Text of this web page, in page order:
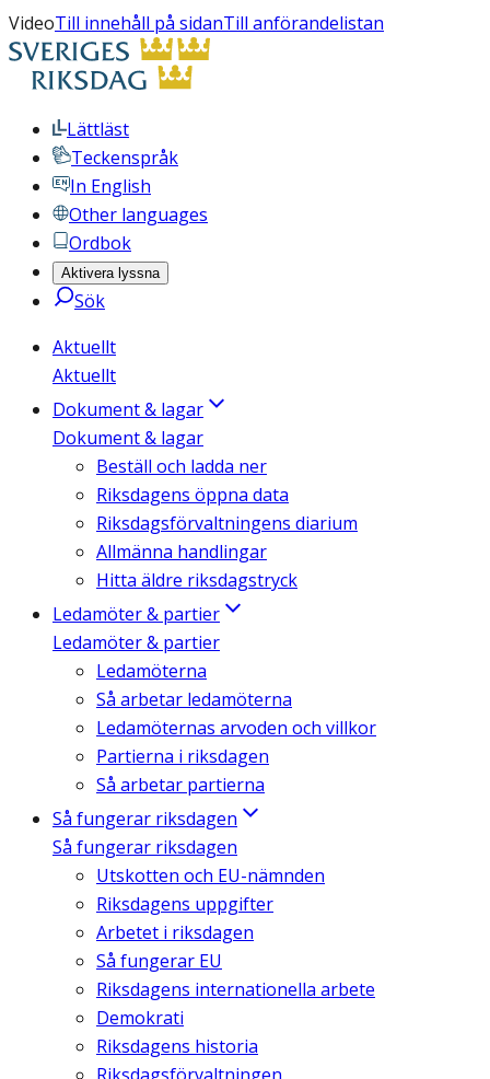
VideoTill innehåll på sidanTill anförandelistan
Lättläst
Teckenspråk
In English
Other languages
Ordbok
Aktivera lyssna
Sök
Aktuellt
Aktuellt
Dokument & lagar
Dokument & lagar
Beställ och ladda ner
Riksdagens öppna data
Riksdagsförvaltningens diarium
Allmänna handlingar
Hitta äldre riksdagstryck
Ledamöter & partier
Ledamöter & partier
Ledamöterna
Så arbetar ledamöterna
Ledamöternas arvoden och villkor
Partierna i riksdagen
Så arbetar partierna
Så fungerar riksdagen
Så fungerar riksdagen
Utskotten och EU-nämnden
Riksdagens uppgifter
Arbetet i riksdagen
Så fungerar EU
Riksdagens internationella arbete
Demokrati
Riksdagens historia